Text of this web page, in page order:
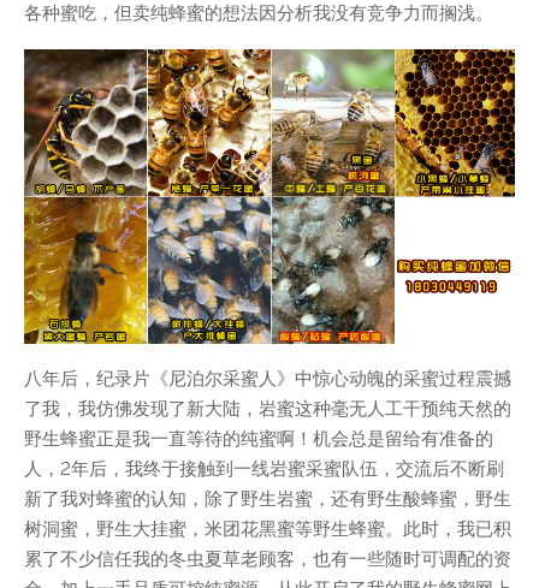
各种蜜吃，但卖纯蜂蜜的想法因分析我没有竞争力而搁浅。
八年后，纪录片《尼泊尔采蜜人》中惊心动魄的采蜜过程震撼
了我，我仿佛发现了新大陆，岩蜜这种毫无人工干预纯天然的
野生蜂蜜正是我一直等待的纯蜜啊！机会总是留给有准备的
人，2年后，我终于接触到一线岩蜜采蜜队伍，交流后不断刷
新了我对蜂蜜的认知，除了野生岩蜜，还有野生酸蜂蜜，野生
树洞蜜，野生大挂蜜，米团花黑蜜等野生蜂蜜。此时，我已积
累了不少信任我的冬虫夏草老顾客，也有一些随时可调配的资